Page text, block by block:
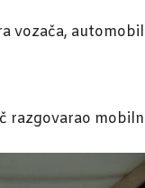
vozača,
razgovarao